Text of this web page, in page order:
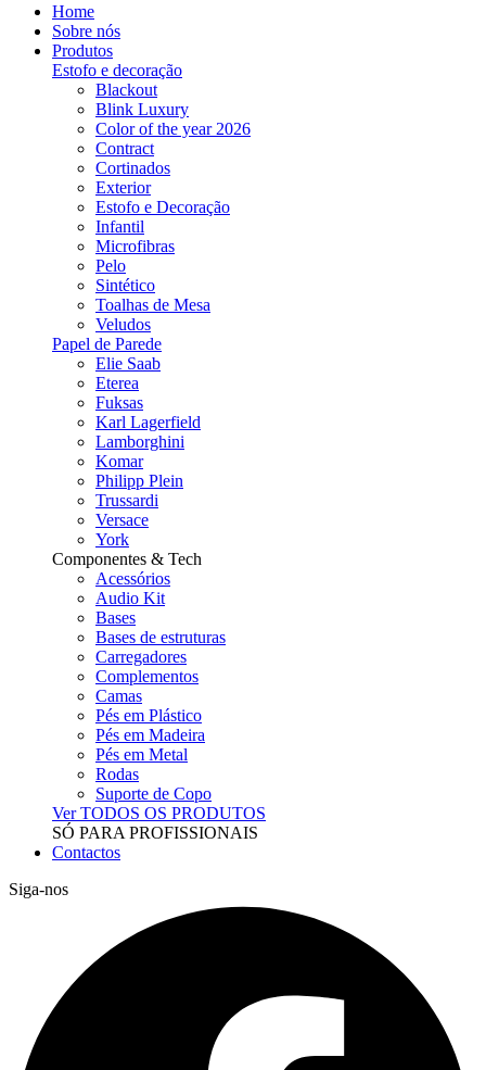
Home
Sobre nós
Produtos
Estofo e decoração
Blackout
Blink Luxury
Color of the year 2026
Contract
Cortinados
Exterior
Estofo e Decoração
Infantil
Microfibras
Pelo
Sintético
Toalhas de Mesa
Veludos
Papel de Parede
Elie Saab
Eterea
Fuksas
Karl Lagerfield
Lamborghini
Komar
Philipp Plein
Trussardi
Versace
York
Componentes & Tech
Acessórios
Audio Kit
Bases
Bases de estruturas
Carregadores
Complementos
Camas
Pés em Plástico
Pés em Madeira
Pés em Metal
Rodas
Suporte de Copo
Ver TODOS OS PRODUTOS
SÓ PARA PROFISSIONAIS
Contactos
Siga-nos